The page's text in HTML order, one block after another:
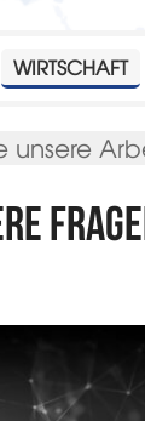
WIRTSCHAFT
unsere